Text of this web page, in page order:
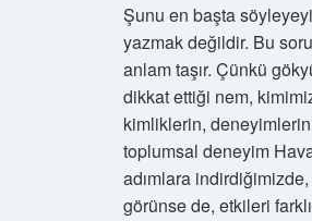
Şunu en başta
yazmak değildir. Bu
anlam taşır. Çünkü
dikkat ettiği nem,
kimliklerin, deneyimlerin
toplumsal deneyim
adımlara
görünse de, etkileri